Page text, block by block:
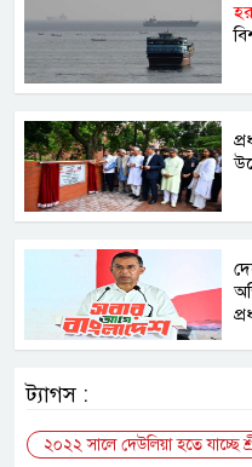
ট্যাগস :
২০২২ সালে দেউলিয়া হতে যাচ্ছে